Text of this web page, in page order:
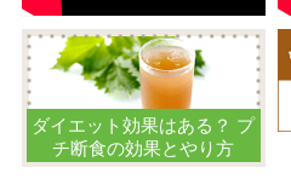
ダイエット効果はある？ プ
チ断食の効果とやり方